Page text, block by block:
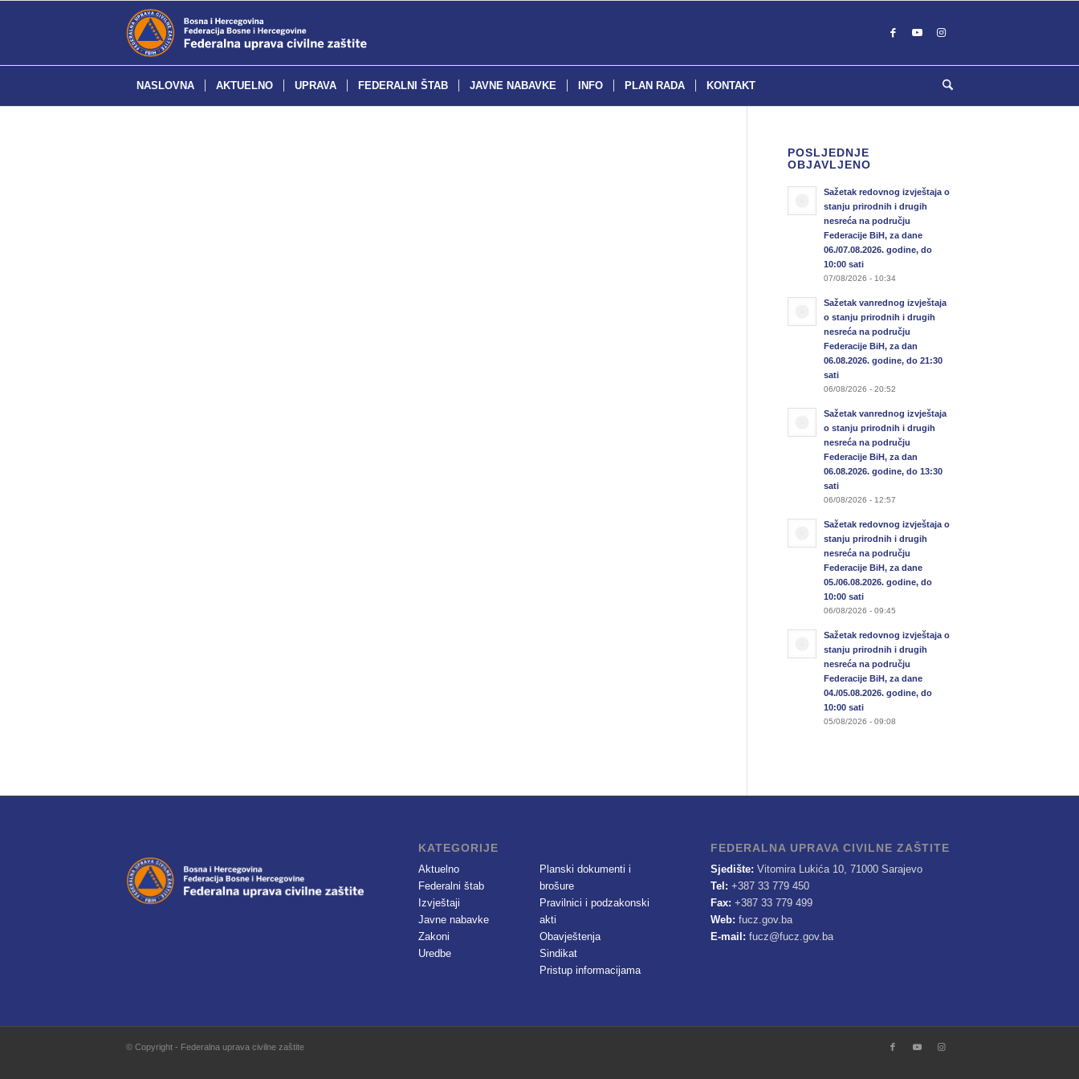
NASLOVNA AKTUELNO UPRAVA FEDERALNI ŠTAB JAVNE NABAVKE INFO PLAN RADA KONTAKT
POSLJEDNJE
OBJAVLJENO
Sažetak redovnog izvještaja o
stanju prirodnih i drugih
nesreća na području
Federacije BiH, za dane
06./07.08.2026. godine, do
10:00 sati
07/08/2026 - 10:34
Sažetak vanrednog izvještaja
o stanju prirodnih i drugih
nesreća na području
Federacije BiH, za dan
06.08.2026. godine, do 21:30
sati
06/08/2026 - 20:52
Sažetak vanrednog izvještaja
o stanju prirodnih i drugih
nesreća na području
Federacije BiH, za dan
06.08.2026. godine, do 13:30
sati
06/08/2026 - 12:57
Sažetak redovnog izvještaja o
stanju prirodnih i drugih
nesreća na području
Federacije BiH, za dane
05./06.08.2026. godine, do
10:00 sati
06/08/2026 - 09:45
Sažetak redovnog izvještaja o
stanju prirodnih i drugih
nesreća na području
Federacije BiH, za dane
04./05.08.2026. godine, do
10:00 sati
05/08/2026 - 09:08
KATEGORIJE
Aktuelno
Federalni štab
Izvještaji
Javne nabavke
Zakoni
Uredbe
Planski dokumenti i
brošure
Pravilnici i podzakonski
akti
Obavještenja
Sindikat
Pristup informacijama
FEDERALNA UPRAVA CIVILNE ZAŠTITE
Sjedište: Vitomira Lukića 10, 71000 Sarajevo
Tel: +387 33 779 450
Fax: +387 33 779 499
Web: fucz.gov.ba
E-mail: fucz@fucz.gov.ba
© Copyright - Federalna uprava civilne zaštite